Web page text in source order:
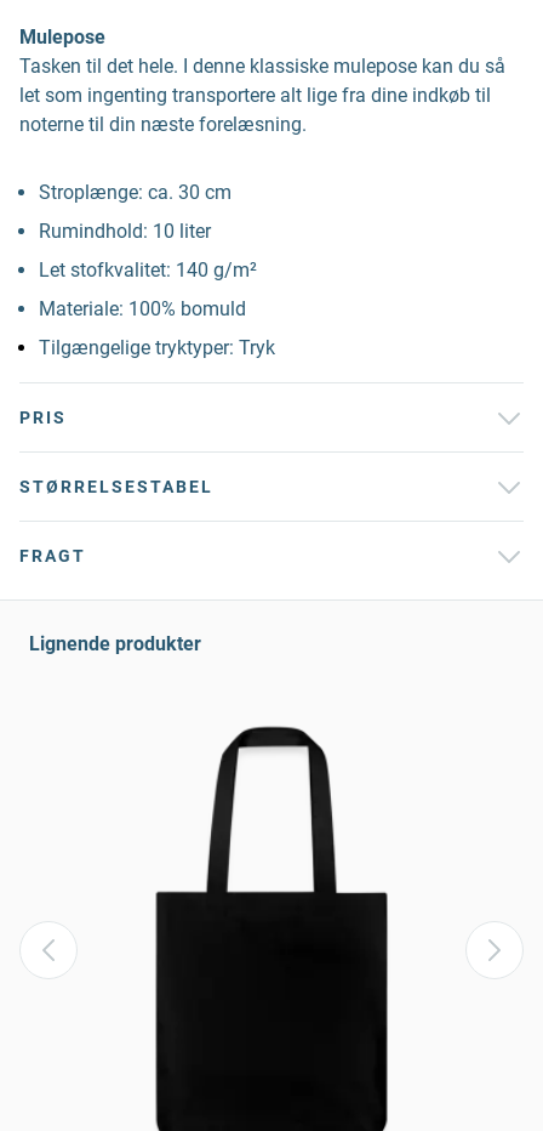
Mulepose
Tasken til det hele. I denne klassiske mulepose kan du så
let som ingenting transportere alt lige fra dine indkøb til
noterne til din næste forelæsning.
Stroplænge: ca. 30 cm
Rumindhold: 10 liter
Let stofkvalitet: 140 g/m²
Materiale: 100% bomuld
Tilgængelige tryktyper: Tryk
PRIS
STØRRELSESTABEL
FRAGT
Lignende produkter